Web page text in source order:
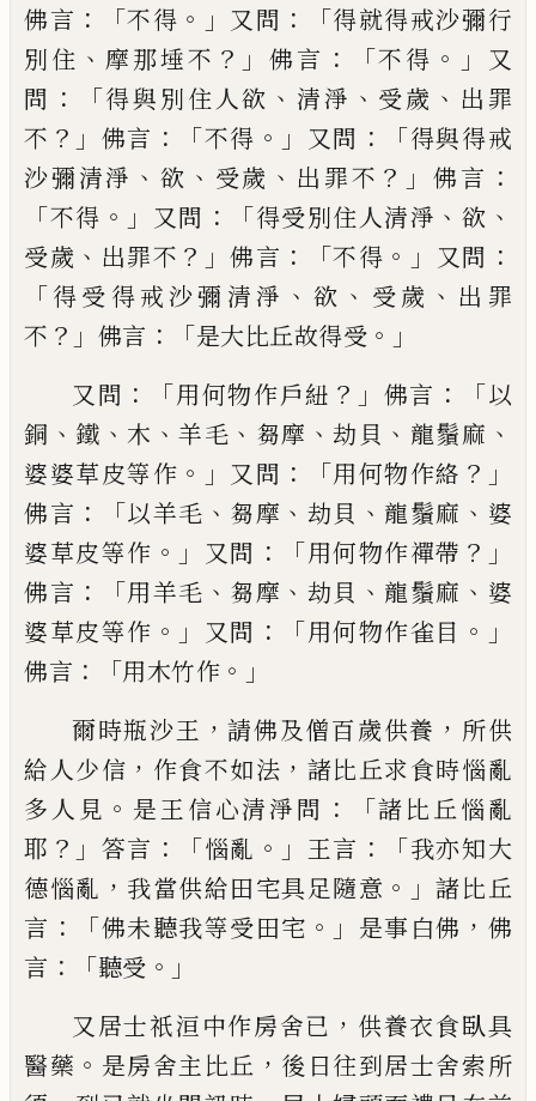
佛言 ：「不得 。」 又問 ：「得就得戒沙彌行
別住 、 摩那埵不 ？」佛言 ：「不得 。」
又
問 ：「得與別住人欲 、 清淨 、 受歲 、 出罪
不 ？」 佛言 ：「不得 。」 又問 ：「得與得戒
沙彌清淨 、 欲 、 受歲 、 出罪不 ？」 佛言 ：
「不得 。」 又問 ：「得受別住人清淨 、欲 、
受歲 、 出罪不 ？」佛言 ：「不得 。」 又問 ：
「得受得戒沙彌清淨 、欲 、 受歲 、 出罪
不 ？」 佛言 ：「是大比丘故得受 。」
又問 ：「用何物作戶紐 ？」 佛言 ：「以
銅 、 鐵 、木 、羊毛 、 芻摩 、劫貝 、 龍鬚麻 、
婆婆草皮等作 。」 又問 ： 「用何物作絡 ？」
佛言 ：「以羊毛 、 芻摩 、 劫貝 、 龍鬚麻 、 婆
婆草皮等作 。」 又問 ：「用何物作禪帶 ？」
佛言 ： 「用羊毛 、 芻摩 、 劫貝 、 龍鬚麻 、 婆
婆草皮等作 。」 又問 ：「用何物作雀目 。」
佛言 ：「用木竹作 。」
爾時瓶沙王 ，請佛及僧百歲供養 ， 所供
給人少信 ， 作食不如法 ， 諸比丘求食時惱亂
多人見 。 是王 信心清淨問 ：「諸比丘惱亂
耶 ？」 答言 ：「惱亂 。」 王言 ：「我亦知大
德惱亂 ， 我當供給田宅具足隨意 。」諸比丘
言 ：「佛未聽我等受田宅 。」 是事白佛 ， 佛
言 ：「聽受 。」
又居士祇洹中作房舍已 ， 供養衣食臥具
醫藥 。 是房舍主比丘 ， 後日往到居士舍索所